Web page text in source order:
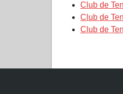
Club de
Club de
Club de